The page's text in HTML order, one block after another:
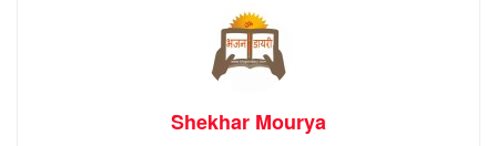
Shekhar Mourya